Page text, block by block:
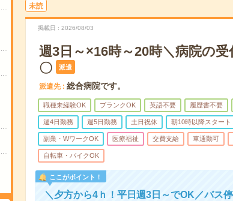
未読
掲載日 2026/08/03
週3日～×16時～20時＼病院の
〇
派遣
派遣先 総合病院です。
職種未経験OK ブランクOK 英語不要 履歴書不要
週4日勤務 週5日勤務 土日祝休 朝10時以降スタート
副業・WワークOK 医療福祉 交費支給 車通勤可
自転車・バイクOK
ここがポイント！
＼夕方から4ｈ！平日週3日～でOK／バス